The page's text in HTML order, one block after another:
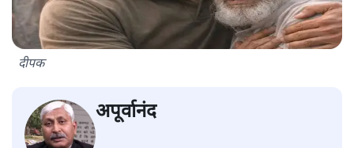
दीपक
अपूर्वानंद